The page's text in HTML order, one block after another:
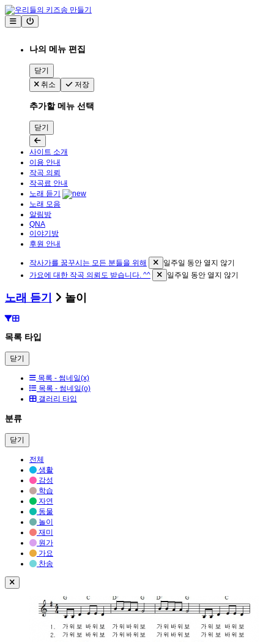
나의 메뉴 편집
닫기
취소
저장
추가할 메뉴 선택
닫기
사이트 소개
이용 안내
작곡 의뢰
작곡료 안내
노래 듣기
노래 모음
알림방
QNA
이야기방
후원 안내
작사가를 꿈꾸시는 모든 분들을 위해
일주일 동안 열지 않기
가요에 대한 작곡 의뢰도 받습니다. ^^
일주일 동안 열지 않기
노래 듣기 놀이
목록 타입
닫기
목록 - 썸네일(x)
목록 - 썸네일(o)
갤러리 타입
분류
닫기
전체
생활
감성
학습
자연
동물
놀이
재미
원가
가요
찬송